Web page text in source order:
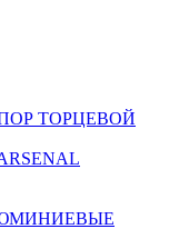
ТОРЦЕВОЙ